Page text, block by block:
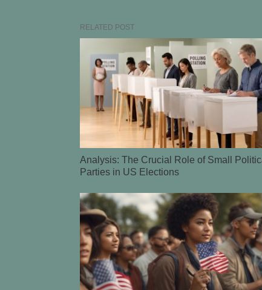
RELATED POST
Analysis: The Crucial Role of Small
Parties in US Elections